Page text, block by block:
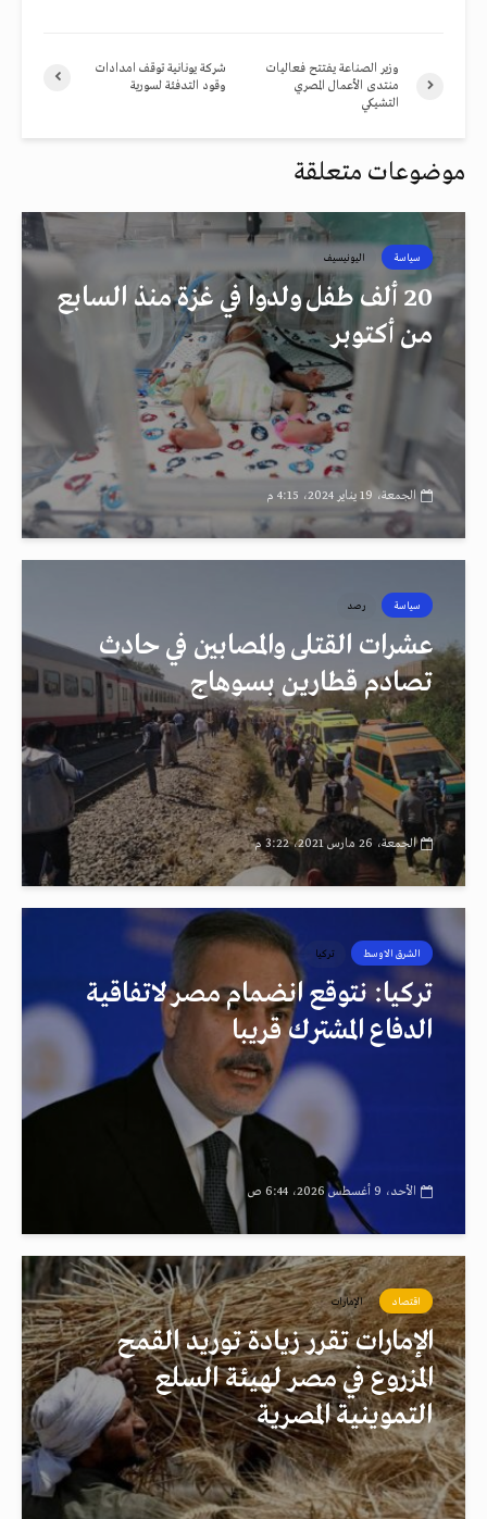
شركة يونانية توقف امدادات
وقود التدفئة لسورية
وزير الصناعة يفتتح فعاليات
منتدى الأعمال المصري
التشيكي
موضوعات متعلقة
سياسة اليونيسيف
20 ألف طفل ولدوا في غزة منذ السابع
من أكتوبر
الجمعة، 19 يناير 2024، 4:15 م
سياسة رصد
عشرات القتلى والمصابين في حادث
تصادم قطارين بسوهاج
الجمعة، 26 مارس 2021، 3:22 م
الشرق الاوسط تركيا
تركيا: نتوقع انضمام مصر لاتفاقية
الدفاع المشترك قريبا
الأحد، 9 أغسطس 2026، 6:44 ص
اقتصاد الإمارات
الإمارات تقرر زيادة توريد القمح
المزروع في مصر لهيئة السلع
التموينية المصرية